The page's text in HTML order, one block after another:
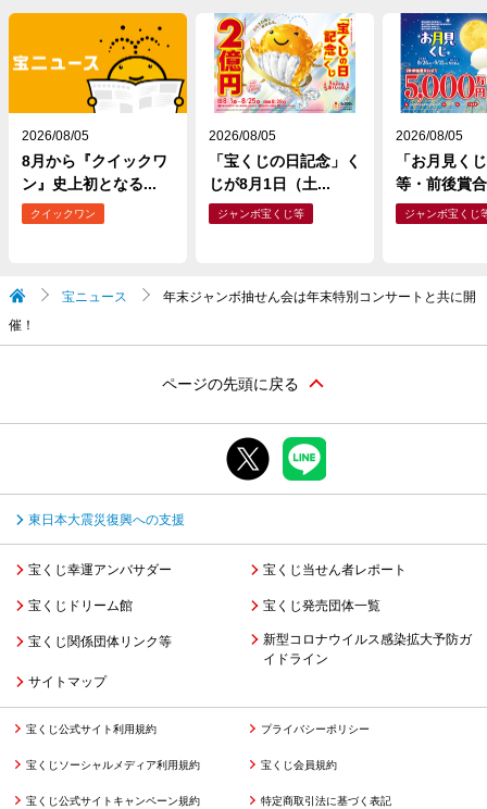
2026/08/05
8月から『クイックワ
ン』史上初となる...
クイックワン
2026/08/05
「宝くじの日記念」く
じが8月1日（土...
ジャンボ宝くじ等
2026/08/05
「お月見く
等・前後賞
ジャンボ宝くじ
宝ニュース
年末ジャンボ抽せん会は年末特別コンサートと共に開
催！
ページの先頭に戻る
東日本大震災復興への支援
宝くじ幸運アンバサダー 宝くじ当せん者レポート
宝くじドリーム館 宝くじ発売団体一覧
宝くじ関係団体リンク等
新型コロナウイルス感染拡大予防ガ
イドライン
サイトマップ
宝くじ公式サイト利用規約 プライバシーポリシー
宝くじソーシャルメディア利用規約 宝くじ会員規約
宝くじ公式サイトキャンペーン規約 特定商取引法に基づく表記